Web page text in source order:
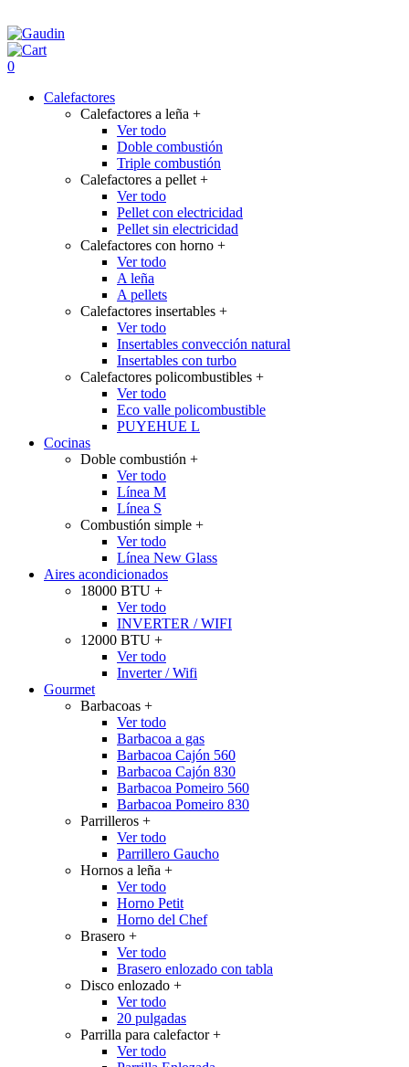
0
Calefactores
Calefactores a leña +
Ver todo
Doble combustión
Triple combustión
Calefactores a pellet +
Ver todo
Pellet con electricidad
Pellet sin electricidad
Calefactores con horno +
Ver todo
A leña
A pellets
Calefactores insertables +
Ver todo
Insertables convección natural
Insertables con turbo
Calefactores policombustibles +
Ver todo
Eco valle policombustible
PUYEHUE L
Cocinas
Doble combustión +
Ver todo
Línea M
Línea S
Combustión simple +
Ver todo
Línea New Glass
Aires acondicionados
18000 BTU +
Ver todo
INVERTER / WIFI
12000 BTU +
Ver todo
Inverter / Wifi
Gourmet
Barbacoas +
Ver todo
Barbacoa a gas
Barbacoa Cajón 560
Barbacoa Cajón 830
Barbacoa Pomeiro 560
Barbacoa Pomeiro 830
Parrilleros +
Ver todo
Parrillero Gaucho
Hornos a leña +
Ver todo
Horno Petit
Horno del Chef
Brasero +
Ver todo
Brasero enlozado con tabla
Disco enlozado +
Ver todo
20 pulgadas
Parrilla para calefactor+
Ver todo